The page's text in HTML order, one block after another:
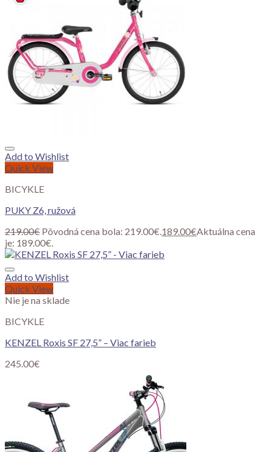
Add to Wishlist
Quick View
BICYKLE
PUKY Z6, ružová
219.00€ Pôvodná cena bola: 219.00€.189.00€Aktuálna cena
je: 189.00€.
Add to Wishlist
Quick View
Nie je na sklade
BICYKLE
KENZEL Roxis SF 27,5” – Viac farieb
245.00€